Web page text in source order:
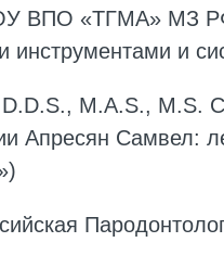
ВПО «ТГМА» МЗ РФ.
инструментами и
M.A.S., M.S.
Апресян Самвел: